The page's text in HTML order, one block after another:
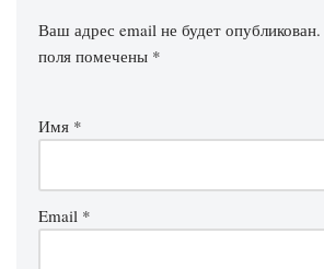
Ваш адрес email не будет опубликован.
поля помечены *
Имя *
Email *